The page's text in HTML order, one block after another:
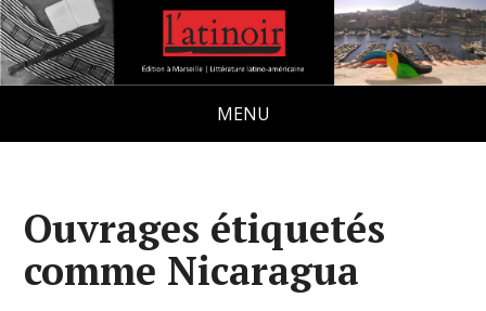
MENU
Ouvrages étiquetés
comme Nicaragua